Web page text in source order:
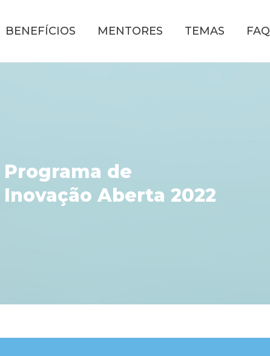
BENEFÍCIOS MENTORES TEMAS FAQ
Programa de
Inovação Aberta 2022